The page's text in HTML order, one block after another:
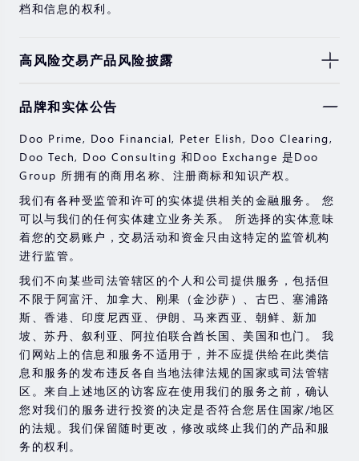
档和信息的权利。
高风险交易产品风险披露
券，期货，差价合约和其他金融产品交易涉及高风险，可
过去的投资表现并不代表其未来的表现。
在与我们进行任何交易之前，请确保您完全了解使用相应
金融工具进行交易的风险。 如果您不了解此处说明的风
险，则应寻求独立的专业建议。
品牌和实体公告
Doo Prime, Doo Financial, Peter Elish, Doo Clearing,
Doo Tech, Doo Consulting 和Doo Exchange 是Doo
Group 所拥有的商用名称、注册商标和知识产权。
我们有各种受监管和许可的实体提供相关的金融服务。 您
可以与我们的任何实体建立业务关系。 所选择的实体意味
着您的交易账户，交易活动和资金只由这特定的监管机构
进行监管。
我们不向某些司法管辖区的个人和公司提供服务，包括但
不限于阿富汗、加拿大、刚果（金沙萨）、古巴、塞浦路
斯、香港、印度尼西亚、伊朗、马来西亚、朝鲜、新加
坡、苏丹、叙利亚、阿拉伯联合酋长国、美国和也门。 我
们网站上的信息和服务不适用于，并不应提供给在此类信
息和服务的发布违反各自当地法律法规的国家或司法管辖
区。来自上述地区的访客应在使用我们的服务之前，确认
您对我们的服务进行投资的决定是否符合您居住国家/地区
的法规。我们保留随时更改，修改或终止我们的产品和服
务的权利。